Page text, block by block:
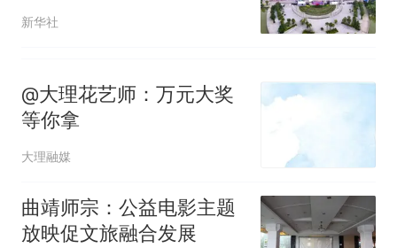
新华社
@大理花艺师：万元大奖
等你拿
大理融媒
曲靖师宗：公益电影主题
放映促文旅融合发展